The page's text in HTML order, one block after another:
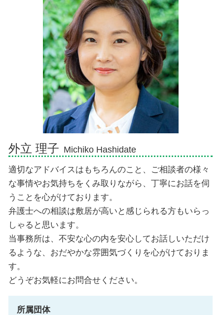
人身事故 示談
過失割合 10対0
示談交渉
遺産相続 トラブル
遺産相続 長男
法定相続人
遺産放棄 期限
相続 介護 寄与分
遺産相続 分配
債務整理 弁護士 沼津市
債務整理 弁護士 三島市
交通事故 弁護士 熱海市
相続 弁護士 三島市
相続 弁護士 富士市
交通事故 弁護士 御殿場市
相続 弁護士 沼津市
債務整理 弁護士 伊東市
相続 弁護士 熱海市
外立 理子 Michiko Hashidate
適切なアドバイスはもちろんのこと、ご相談者の様々
な事情やお気持ちをくみ取りながら、丁寧にお話を伺
うことを心がけております。
弁護士への相談は敷居が高いと感じられる方もいらっ
しゃると思います。
当事務所は、不安な心の内を安心してお話しいただけ
るような、おだやかな雰囲気づくりを心がけておりま
す。
どうぞお気軽にお問合せください。
所属団体